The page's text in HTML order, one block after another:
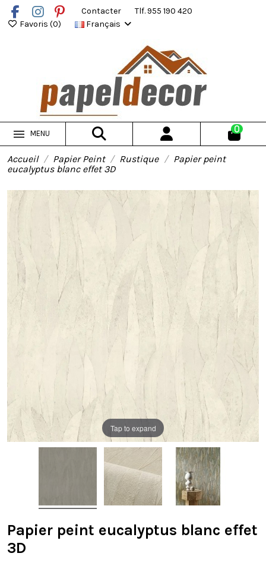
Contacter
Tlf. 955 190 420
Favoris (0) Français
MENU 0
Accueil Papier Peint Rustique
Papier peint
eucalyptus blanc effet 3D
Tap to expand
Papier peint eucalyptus blanc effet
3D